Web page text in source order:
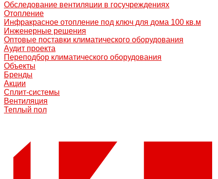
Обследование вентиляции в госучреждениях
Отопление
Инфракрасное отопление под ключ для дома 100 кв.м
Инженерные решения
Оптовые поставки климатического оборудования
Аудит проекта
Переподбор климатического оборудования
Объекты
Бренды
Акции
Сплит-системы
Вентиляция
Теплый пол